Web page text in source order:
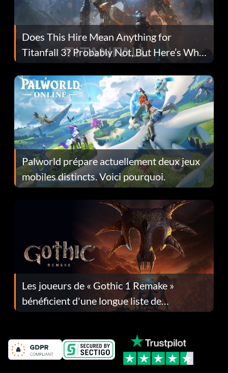
Does This Hire Mean Anything for
Titanfall 3? Probably Not, But Here’s Why
Fans Are Hopeful
Palworld prépare actuellement deux jeux
mobiles distincts. Voici pourquoi.
Les joueurs de « Gothic 1 Remake »
bénéficient d'une longue liste de
corrections dans la mise à jour 1.0.4